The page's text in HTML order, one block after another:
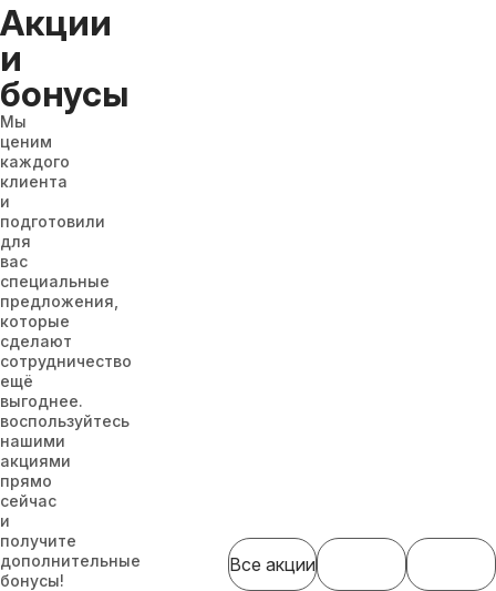
Акции
и
бонусы
Мы
ценим
каждого
клиента
и
подготовили
для
вас
специальные
предложения,
которые
сделают
сотрудничество
ещё
выгоднее.
воспользуйтесь
нашими
акциями
прямо
сейчас
и
получите
дополнительные
бонусы!
Все акции